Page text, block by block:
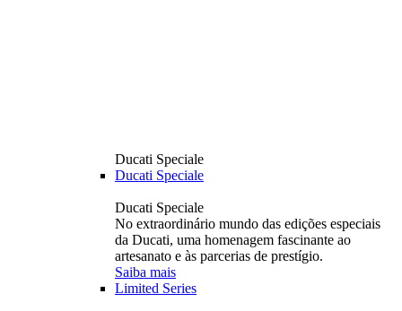
Ducati Speciale
Ducati Speciale
Ducati Speciale
No extraordinário mundo das edições especiais
da Ducati, uma homenagem fascinante ao
artesanato e às parcerias de prestígio.
Saiba mais
Limited Series